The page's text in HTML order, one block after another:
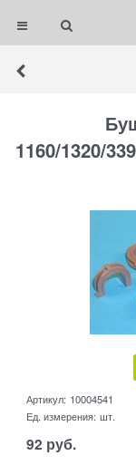
1160/1320/
Артикул: 10004541
Ед. измерения: шт.
92 руб.